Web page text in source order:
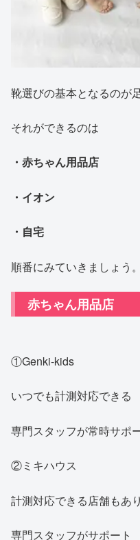
靴選びの基本となるのが
それができるのは
・赤ちゃん用品店
・イオン
・自宅
順番にみていきましょう。
赤ちゃん用品店
①Genki-kids
いつでも計測対応できる
専門スタッフが常時サポ
②ミキハウス
計測対応できる店舗もあり
専門スタッフがサポート